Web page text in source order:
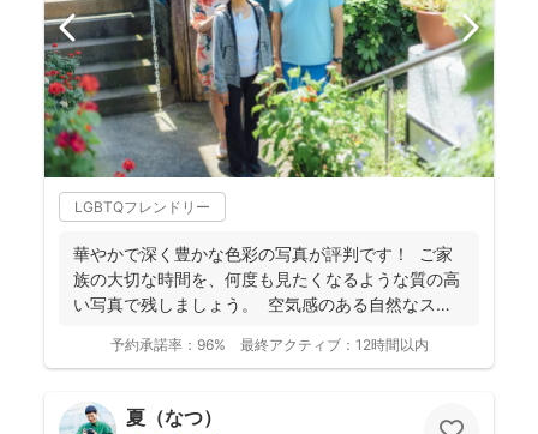
LGBTQフレンドリー
華やかで深く豊かな色彩の写真が評判です！ ご家
族の大切な時間を、何度も見たくなるような質の高
い写真で残しましょう。 空気感のある自然なスナ
予約承諾率： 96% 最終アクティブ： 12時間以内
夏（なつ）